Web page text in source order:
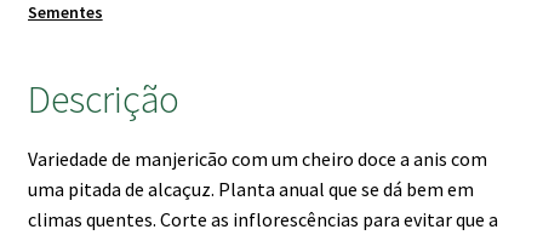
Sementes
Descrição
Variedade de manjericão com um cheiro doce a anis com
uma pitada de alcaçuz. Planta anual que se dá bem em
climas quentes. Corte as inflorescências para evitar que a